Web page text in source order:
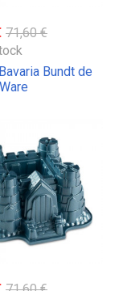
71,60 €
Bundt de